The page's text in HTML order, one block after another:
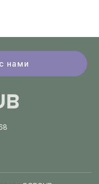
нами